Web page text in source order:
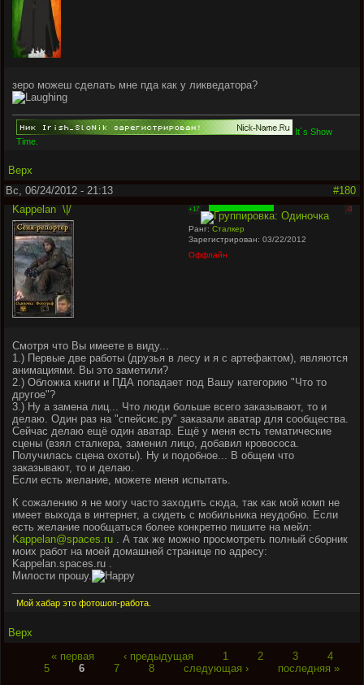
зеро можеш сделать мне пда как у ликведатора?
It´s Show
Time.
Верх
Вс, 06/24/2012 - 21:13
#180
Kappelan \|/ +17 -0
Ранг:Сталкер
Зарегистрирован: 03/22/2012
Оффлайн
Смотря что Вы имеете в виду...
1.) Первые две работы (друзья в лесу и я с артефактом), являются
анимациями. Вы это заметили?
2.) Обложка книги и ПДА попадает под Вашу категорию "Что то
другое"?
3.) Ну а замена лиц... Что люди больше всего заказывают, то и
делаю. Один раз на "спейсис.ру" заказали аватар для сообщества.
Сейчас делаю ещё один аватар. Ещё у меня есть тематические
сцены (взял сталкера, заменил лицо, добавил кровососа.
Получилась сцена охоты). Ну и подобное... В общем что
заказывают, то и делаю.
Если есть желание, можете меня испытать.
К сожалению я не могу часто заходить сюда, так как мой комп не
имеет выхода в интернет, а сидеть с мобильника неудобно. Если
есть желание пообщаться более конкретно пишите на мейл:
Kappelan@spaces.ru . А так же можно просмотреть полный сборник
моих работ на моей домашней странице по адресу:
Kappelan.spaces.ru .
Милости прошу.
Мой хабар это фотошоп-работа.
Верх
« первая
‹ предыдущая 1 2 3
4
5
6 7 8 следующая › последняя »